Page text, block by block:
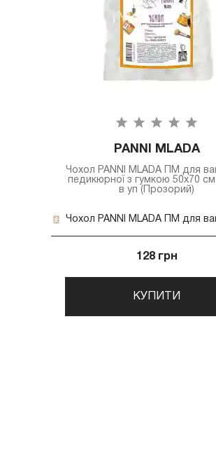
PANNI MLADA
Чохол PANNI MLADA ПМ для
педикюрної з гумкою 50х70
в уп (Прозорий)
128 грн
КУПИТИ